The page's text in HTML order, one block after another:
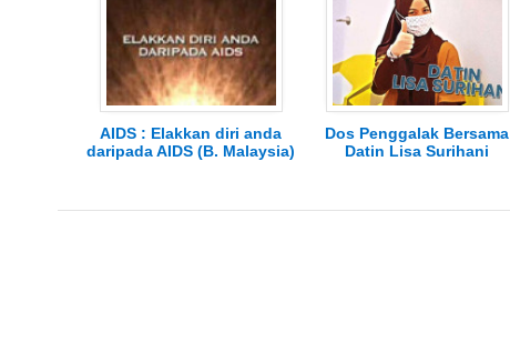
AIDS : Elakkan diri anda
daripada AIDS (B. Malaysia)
Dos Penggalak Bersama
Datin Lisa Surihani